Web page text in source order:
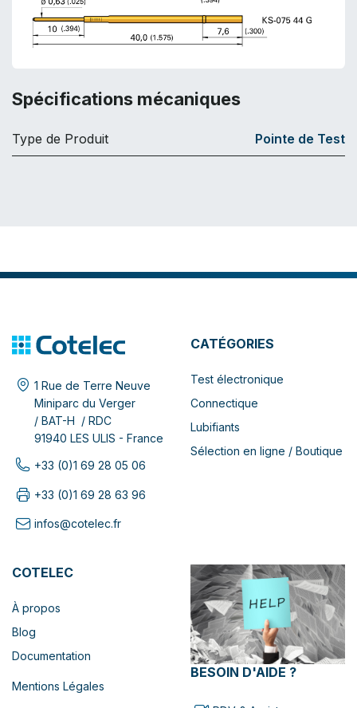
Spécifications mécaniques
Type de Produit Pointe de Test
1 Rue de Terre Neuve
Miniparc du Verger
/ BAT-H / RDC
91940 LES ULIS - France
+33 (0)1 69 28 05 06
+33 (0)1 69 28 63 96
infos@cotelec.fr
CATÉGORIES
Test électronique
Connectique
Lubifiants
Sélection en ligne / Boutique
COTELEC
À propos
Blog
Documentation
Mentions Légales
BESOIN D'AIDE ?